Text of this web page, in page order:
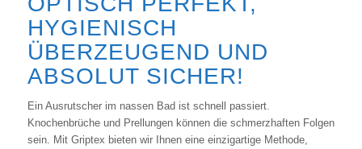
HYGIENISCH
ÜBERZEUGEND UND
ABSOLUT SICHER!
Ein Ausrutscher im nassen Bad ist schnell passiert.
Knochenbrüche und Prellungen können die schmerzhaften Folgen
sein. Mit Griptex bieten wir Ihnen eine einzigartige Methode,